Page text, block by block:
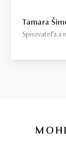
Tamara
Spisovateľa a